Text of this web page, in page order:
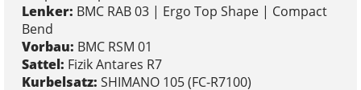
Lenker: BMC RAB 03 | Ergo Top Shape | Compact
Bend
Vorbau: BMC RSM 01
Sattel: Fizik Antares R7
Kurbelsatz: SHIMANO 105 (FC-R7100)